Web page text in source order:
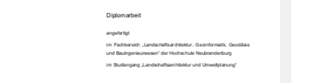
Diplomarbeit
angefertigt
im  Fachbereich  „Landschaftsarchitektur,  Geoinformatik,  Geodäsie
und Bauingenieurwesen“ der Hochschule Neubrandenburg
im Studiengang „Landschaftsarchitektur und Umweltplanung“